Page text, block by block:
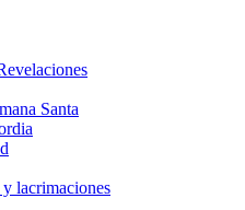
Santa
lacrimaciones